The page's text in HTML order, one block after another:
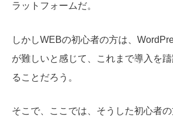
ラットフォームだ。
しかしWEBの初心者の方は、
が難しいと感じて、これまで導入を
ることだろう。
そこで、ここでは、そうした初心者